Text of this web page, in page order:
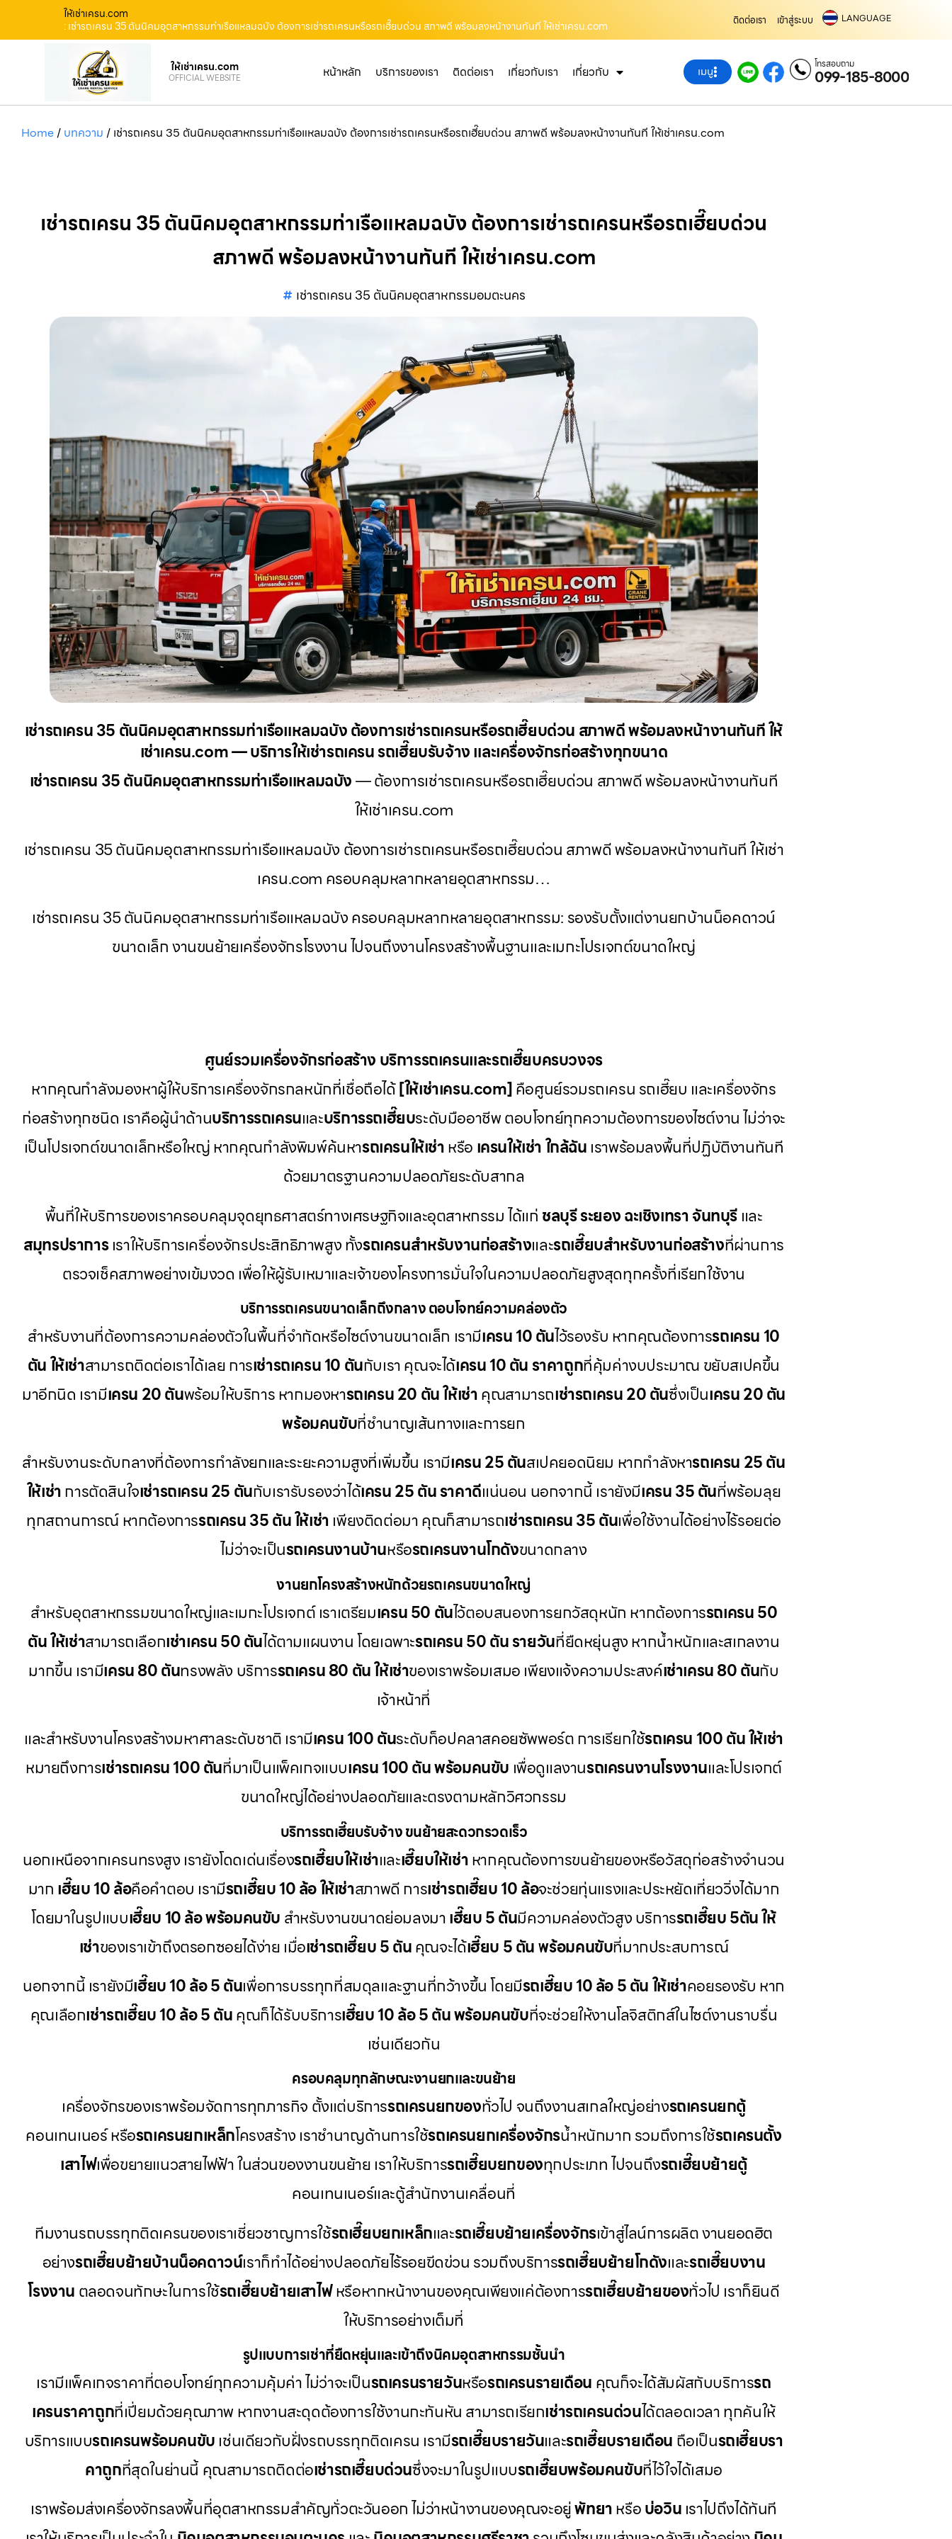
ให้เช่าเครน.com
: เช่ารถเครน 35 ตันนิคมอุตสาหกรรมท่าเรือแหลมฉบัง ต้องการเช่ารถเครนหรือรถเฮี๊ยบด่วน สภาพดี พร้อมลงหน้างานทันที ให้เช่าเครน.com
ติดต่อเรา เข้าสู่ระบบ LANGUAGE
ให้เช่าเครน.com
OFFICIAL WEBSITE หน้าหลัก บริการของเรา ติดต่อเรา เกี่ยวกับเรา เกี่ยวกับ เมนู โทรสอบถาม
099-185-8000
Home/ บทความ / เช่ารถเครน 35 ตันนิคมอุตสาหกรรมท่าเรือแหลมฉบัง ต้องการเช่ารถเครนหรือรถเฮี๊ยบด่วน สภาพดี พร้อมลงหน้างานทันที ให้เช่าเครน.com
เช่ารถเครน 35 ตันนิคมอุตสาหกรรมท่าเรือแหลมฉบัง ต้องการเช่ารถเครนหรือรถเฮี๊ยบด่วน
สภาพดี พร้อมลงหน้างานทันที ให้เช่าเครน.com
เช่ารถเครน 35 ตันนิคมอุตสาหกรรมอมตะนคร
เช่ารถเครน 35 ตันนิคมอุตสาหกรรมท่าเรือแหลมฉบัง ต้องการเช่ารถเครนหรือรถเฮี๊ยบด่วน สภาพดี พร้อมลงหน้างานทันที ให้
เช่าเครน.com — บริการให้เช่ารถเครน รถเฮี๊ยบรับจ้าง และเครื่องจักรก่อสร้างทุกขนาด
เช่ารถเครน 35 ตันนิคมอุตสาหกรรมท่าเรือแหลมฉบัง— ต้องการเช่ารถเครนหรือรถเฮี๊ยบด่วน สภาพดี พร้อมลงหน้างานทันที
ให้เช่าเครน.com
เช่ารถเครน 35 ตันนิคมอุตสาหกรรมท่าเรือแหลมฉบัง ต้องการเช่ารถเครนหรือรถเฮี๊ยบด่วน สภาพดี พร้อมลงหน้างานทันที ให้เช่า
เครน.com ครอบคลุมหลากหลายอุตสาหกรรม…
เช่ารถเครน 35 ตันนิคมอุตสาหกรรมท่าเรือแหลมฉบัง ครอบคลุมหลากหลายอุตสาหกรรม: รองรับตั้งแต่งานยกบ้านน็อคดาวน์
ขนาดเล็ก งานขนย้ายเครื่องจักรโรงงาน ไปจนถึงงานโครงสร้างพื้นฐานและเมกะโปรเจกต์ขนาดใหญ่
ศูนย์รวมเครื่องจักรก่อสร้าง บริการรถเครนและรถเฮี๊ยบครบวงจร
หากคุณกำลังมองหาผู้ให้บริการเครื่องจักรกลหนักที่เชื่อถือได้[ให้เช่าเครน.com]คือศูนย์รวมรถเครน รถเฮี๊ยบ และเครื่องจักร
ก่อสร้างทุกชนิด เราคือผู้นำด้านบริการรถเครนและบริการรถเฮี๊ยบระดับมืออาชีพ ตอบโจทย์ทุกความต้องการของไซต์งาน ไม่ว่าจะ
เป็นโปรเจกต์ขนาดเล็กหรือใหญ่ หากคุณกำลังพิมพ์ค้นหารถเครนให้เช่าหรือ เครนให้เช่าใกล้ฉัน เราพร้อมลงพื้นที่ปฏิบัติงานทันที
ด้วยมาตรฐานความปลอดภัยระดับสากล
พื้นที่ให้บริการของเราครอบคลุมจุดยุทธศาสตร์ทางเศรษฐกิจและอุตสาหกรรม ได้แก่ ชลบุรีระยองฉะเชิงเทราจันทบุรีและ
สมุทรปราการเราให้บริการเครื่องจักรประสิทธิภาพสูง ทั้งรถเครนสำหรับงานก่อสร้างและรถเฮี๊ยบสำหรับงานก่อสร้างที่ผ่านการ
ตรวจเช็คสภาพอย่างเข้มงวด เพื่อให้ผู้รับเหมาและเจ้าของโครงการมั่นใจในความปลอดภัยสูงสุดทุกครั้งที่เรียกใช้งาน
บริการรถเครนขนาดเล็กถึงกลาง ตอบโจทย์ความคล่องตัว
สำหรับงานที่ต้องการความคล่องตัวในพื้นที่จำกัดหรือไซต์งานขนาดเล็ก เรามีเครน 10 ตันไว้รองรับ หากคุณต้องการรถเครน 10
ตัน ให้เช่าสามารถติดต่อเราได้เลย การเช่ารถเครน 10 ตันกับเรา คุณจะได้เครน 10 ตัน ราคาถูกที่คุ้มค่างบประมาณ ขยับสเปคขึ้น
มาอีกนิด เรามีเครน 20 ตันพร้อมให้บริการ หากมองหารถเครน 20 ตัน ให้เช่าคุณสามารถเช่ารถเครน 20 ตันซึ่งเป็นเครน 20 ตัน
พร้อมคนขับที่ชำนาญเส้นทางและการยก
สำหรับงานระดับกลางที่ต้องการกำลังยกและระยะความสูงที่เพิ่มขึ้น เรามีเครน 25 ตันสเปคยอดนิยม หากกำลังหารถเครน 25 ตัน
ให้เช่าการตัดสินใจเช่ารถเครน 25 ตันกับเรารับรองว่าได้เครน 25 ตัน ราคาดีแน่นอน นอกจากนี้ เรายังมีเครน 35 ตันที่พร้อมลุย
ทุกสถานการณ์ หากต้องการรถเครน 35 ตัน ให้เช่า เพียงติดต่อมา คุณก็สามารถเช่ารถเครน 35 ตันเพื่อใช้งานได้อย่างไร้รอยต่อ
ไม่ว่าจะเป็นรถเครนงานบ้านหรือรถเครนงานโกดังขนาดกลาง
งานยกโครงสร้างหนักด้วยรถเครนขนาดใหญ่
สำหรับอุตสาหกรรมขนาดใหญ่และเมกะโปรเจกต์ เราเตรียมเครน 50 ตันไว้ตอบสนองการยกวัสดุหนัก หากต้องการรถเครน 50
ตัน ให้เช่าสามารถเลือกเช่าเครน 50 ตันได้ตามแผนงาน โดยเฉพาะรถเครน 50 ตัน รายวันที่ยืดหยุ่นสูง หากน้ำหนักและสเกลงาน
มากขึ้น เรามีเครน 80 ตันทรงพลัง บริการรถเครน 80 ตัน ให้เช่าของเราพร้อมเสมอ เพียงแจ้งความประสงค์เช่าเครน 80 ตันกับ
เจ้าหน้าที่
และสำหรับงานโครงสร้างมหาศาลระดับชาติ เรามีเครน 100 ตันระดับท็อปคลาสคอยซัพพอร์ต การเรียกใช้รถเครน 100 ตัน ให้เช่า
หมายถึงการเช่ารถเครน 100 ตันที่มาเป็นแพ็คเกจแบบเครน 100 ตัน พร้อมคนขับ เพื่อดูแลงานรถเครนงานโรงงานและโปรเจกต์
ขนาดใหญ่ได้อย่างปลอดภัยและตรงตามหลักวิศวกรรม
บริการรถเฮี๊ยบรับจ้าง ขนย้ายสะดวกรวดเร็ว
นอกเหนือจากเครนทรงสูง เรายังโดดเด่นเรื่องรถเฮี๊ยบให้เช่าและเฮี๊ยบให้เช่าหากคุณต้องการขนย้ายของหรือวัสดุก่อสร้างจำนวน
มาก เฮี๊ยบ 10 ล้อคือคำตอบ เรามีรถเฮี๊ยบ 10 ล้อ ให้เช่าสภาพดี การเช่ารถเฮี๊ยบ 10 ล้อจะช่วยทุ่นแรงและประหยัดเที่ยววิ่งได้มาก
โดยมาในรูปแบบเฮี๊ยบ 10 ล้อ พร้อมคนขับ สำหรับงานขนาดย่อมลงมาเฮี๊ยบ 5 ตันมีความคล่องตัวสูง บริการรถเฮี๊ยบ 5ตัน ให้
เช่าของเราเข้าถึงตรอกซอยได้ง่าย เมื่อเช่ารถเฮี๊ยบ 5 ตันคุณจะได้เฮี๊ยบ 5 ตัน พร้อมคนขับที่มากประสบการณ์
นอกจากนี้ เรายังมีเฮี๊ยบ 10 ล้อ 5 ตันเพื่อการบรรทุกที่สมดุลและฐานที่กว้างขึ้น โดยมีรถเฮี๊ยบ 10 ล้อ 5 ตัน ให้เช่าคอยรองรับ หาก
คุณเลือกเช่ารถเฮี๊ยบ 10 ล้อ 5 ตันคุณก็ได้รับบริการเฮี๊ยบ 10 ล้อ 5 ตัน พร้อมคนขับที่จะช่วยให้งานโลจิสติกส์ในไซต์งานราบรื่น
เช่นเดียวกัน
ครอบคลุมทุกลักษณะงานยกและขนย้าย
เครื่องจักรของเราพร้อมจัดการทุกภารกิจ ตั้งแต่บริการรถเครนยกของทั่วไป จนถึงงานสเกลใหญ่อย่างรถเครนยกตู้
คอนเทนเนอร์ หรือรถเครนยกเหล็กโครงสร้าง เราชำนาญด้านการใช้รถเครนยกเครื่องจักรน้ำหนักมาก รวมถึงการใช้รถเครนตั้ง
เสาไฟเพื่อขยายแนวสายไฟฟ้า ในส่วนของงานขนย้าย เราให้บริการรถเฮี๊ยบยกของทุกประเภท ไปจนถึงรถเฮี๊ยบย้ายตู้
คอนเทนเนอร์และตู้สำนักงานเคลื่อนที่
ทีมงานรถบรรทุกติดเครนของเราเชี่ยวชาญการใช้รถเฮี๊ยบยกเหล็กและรถเฮี๊ยบย้ายเครื่องจักรเข้าสู่ไลน์การผลิต งานยอดฮิต
อย่างรถเฮี๊ยบย้ายบ้านน็อคดาวน์เราก็ทำได้อย่างปลอดภัยไร้รอยขีดข่วน รวมถึงบริการรถเฮี๊ยบย้ายโกดังและรถเฮี๊ยบงาน
โรงงาน ตลอดจนทักษะในการใช้รถเฮี๊ยบย้ายเสาไฟหรือหากหน้างานของคุณเพียงแค่ต้องการรถเฮี๊ยบย้ายของทั่วไป เราก็ยินดี
ให้บริการอย่างเต็มที่
รูปแบบการเช่าที่ยืดหยุ่นและเข้าถึงนิคมอุตสาหกรรมชั้นนำ
เรามีแพ็คเกจราคาที่ตอบโจทย์ทุกความคุ้มค่า ไม่ว่าจะเป็นรถเครนรายวันหรือรถเครนรายเดือน คุณก็จะได้สัมผัสกับบริการรถ
เครนราคาถูกที่เปี่ยมด้วยคุณภาพ หากงานสะดุดต้องการใช้งานกะทันหัน สามารถเรียกเช่ารถเครนด่วนได้ตลอดเวลา ทุกคันให้
บริการแบบรถเครนพร้อมคนขับ เช่นเดียวกับฝั่งรถบรรทุกติดเครน เรามีรถเฮี๊ยบรายวันและรถเฮี๊ยบรายเดือน ถือเป็นรถเฮี๊ยบรา
คาถูกที่สุดในย่านนี้ คุณสามารถติดต่อเช่ารถเฮี๊ยบด่วนซึ่งจะมาในรูปแบบรถเฮี๊ยบพร้อมคนขับที่ไว้ใจได้เสมอ
เราพร้อมส่งเครื่องจักรลงพื้นที่อุตสาหกรรมสำคัญทั่วตะวันออก ไม่ว่าหน้างานของคุณจะอยู่พัทยาหรือบ่อวิน เราไปถึงได้ทันที